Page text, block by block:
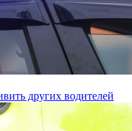
других водителей